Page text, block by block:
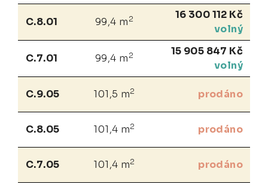
C.8.01 99,4 m 2
16 300 112 Kč
volný
C.7.01 99,4 m 2
15 905 847 Kč
volný
C.9.05 101,5 m2 prodáno
C.8.05 101,4 m2 prodáno
C.7.05 101,4 m2 prodáno